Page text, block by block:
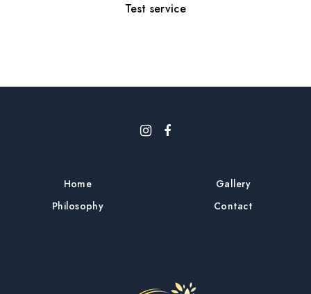
Test service
Home
Philosophy
Gallery
Contact